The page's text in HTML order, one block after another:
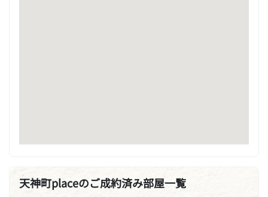
天神町placeのご成約済み部屋一覧